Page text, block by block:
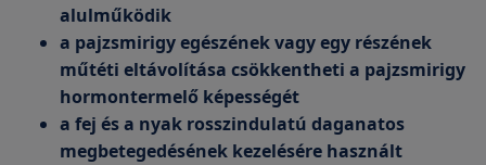
alulműködik
a pajzsmirigy egészének vagy egy részének
műtéti eltávolítása csökkentheti a pajzsmirigy
hormontermelő képességét
a fej és a nyak rosszindulatú daganatos
megbetegedésének kezelésére használt